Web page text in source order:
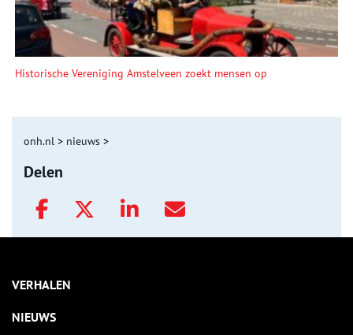
Historische Vereniging Amstelveen zoekt mensen op
onh.nl > nieuws >
Delen
VERHALEN
NIEUWS